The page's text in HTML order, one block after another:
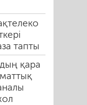
тапты
қара